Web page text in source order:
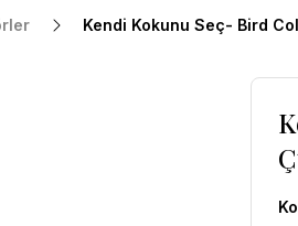
Kendi Kokunu Seç- Bird